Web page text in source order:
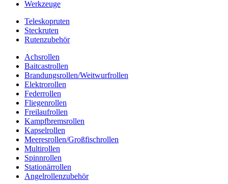
Werkzeuge
Teleskopruten
Steckruten
Rutenzubehör
Achsrollen
Baitcastrollen
Brandungsrollen/Weitwurfrollen
Elektrorollen
Federrollen
Fliegenrollen
Freilaufrollen
Kampfbremsrollen
Kapselrollen
Meeresrollen/Großfischrollen
Multirollen
Spinnrollen
Stationärrollen
Angelrollenzubehör